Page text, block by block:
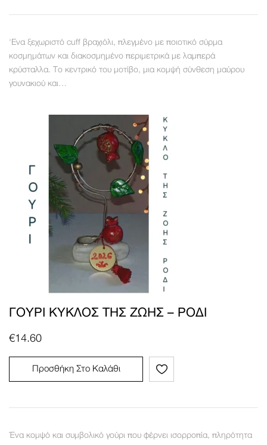
'Ενα ξεχωριστό cuff βραχιόλι, πλεγμένο με ποιοτικό σύρμα
κοσμημάτων και διακοσμημένο περιμετρικά με λαμπερά
κρύσταλλα. Το κεντρικό του μοτίβο, μια κομψή σύνθεση μαύρου
γουνακιού και…
ΓΟΎΡΙ ΚΎΚΛΟΣ ΤΗΣ ΖΩΉΣ – ΡΌΔΙ
€14.60
Προσθήκη Στο Καλάθι
Ένα κομψό και συμβολικό γούρι που φέρνει ισορροπία, πληρότητα